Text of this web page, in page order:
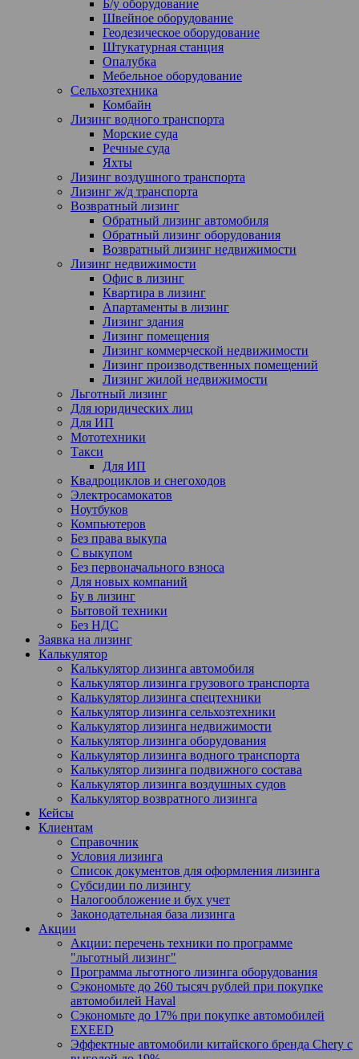
Б/у оборудование
Швейное оборудование
Геодезическое оборудование
Штукатурная станция
Опалубка
Мебельное оборудование
Сельхозтехника
Комбайн
Лизинг водного транспорта
Морские суда
Речные суда
Яхты
Лизинг воздушного транспорта
Лизинг ж/д транспорта
Возвратный лизинг
Обратный лизинг автомобиля
Обратный лизинг оборудования
Возвратный лизинг недвижимости
Лизинг недвижимости
Офис в лизинг
Квартира в лизинг
Апартаменты в лизинг
Лизинг здания
Лизинг помещения
Лизинг коммерческой недвижимости
Лизинг производственных помещений
Лизинг жилой недвижимости
Льготный лизинг
Для юридических лиц
Для ИП
Мототехники
Такси
Для ИП
Квадроциклов и снегоходов
Электросамокатов
Ноутбуков
Компьютеров
Без права выкупа
С выкупом
Без первоначального взноса
Для новых компаний
Бу в лизинг
Бытовой техники
Без НДС
Заявка на лизинг
Калькулятор
Калькулятор лизинга автомобиля
Калькулятор лизинга грузового транспорта
Калькулятор лизинга спецтехники
Калькулятор лизинга сельхозтехники
Калькулятор лизинга недвижимости
Калькулятор лизинга оборудования
Калькулятор лизинга водного транспорта
Калькулятор лизинга подвижного состава
Калькулятор лизинга воздушных судов
Калькулятор возвратного лизинга
Кейсы
Клиентам
Справочник
Условия лизинга
Список документов для оформления лизинга
Субсидии по лизингу
Налогообложение и бух учет
Законодательная база лизинга
Акции
Акции: перечень техники по программе
"льготный лизинг"
Программа льготного лизинга оборудования
Сэкономьте до 260 тысяч рублей при покупке
автомобилей Haval
Сэкономьте до 17% при покупке автомобилей
EXEED
Эффектные автомобили китайского бренда Chery с